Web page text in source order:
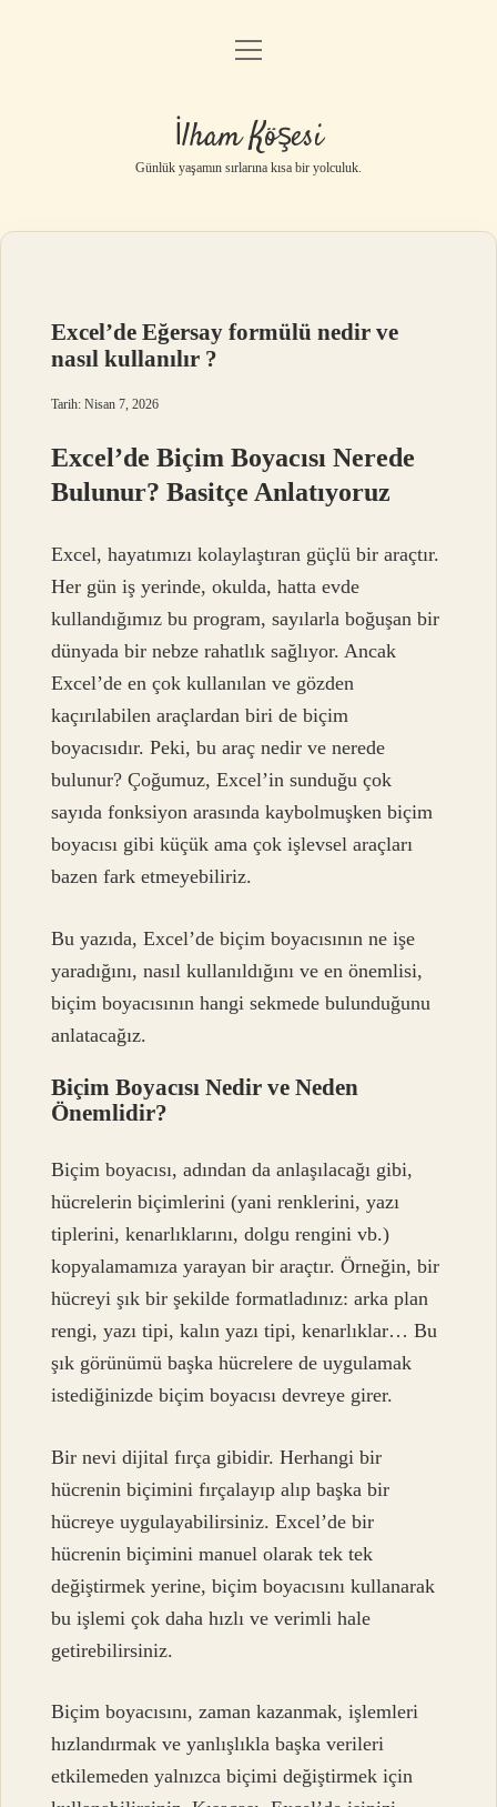
Anasayfa
Yasal Uyarı
menüyü
İlham Köşesi
Günlük yaşamın sırlarına kısa bir yolculuk.
Excel’de Eğersay formülü nedir ve
nasıl kullanılır ?
Tarih: Nisan 7, 2026
Excel’de Biçim Boyacısı Nerede
Bulunur? Basitçe Anlatıyoruz
Excel, hayatımızı kolaylaştıran güçlü bir araçtır.
Her gün iş yerinde, okulda, hatta evde
kullandığımız bu program, sayılarla boğuşan bir
dünyada bir nebze rahatlık sağlıyor. Ancak
Excel’de en çok kullanılan ve gözden
kaçırılabilen araçlardan biri de biçim
boyacısıdır. Peki, bu araç nedir ve nerede
bulunur? Çoğumuz, Excel’in sunduğu çok
sayıda fonksiyon arasında kaybolmuşken biçim
boyacısı gibi küçük ama çok işlevsel araçları
bazen fark etmeyebiliriz.
Bu yazıda, Excel’de biçim boyacısının ne işe
yaradığını, nasıl kullanıldığını ve en önemlisi,
biçim boyacısının hangi sekmede bulunduğunu
anlatacağız.
Biçim Boyacısı Nedir ve Neden
Önemlidir?
Biçim boyacısı, adından da anlaşılacağı gibi,
hücrelerin biçimlerini (yani renklerini, yazı
tiplerini, kenarlıklarını, dolgu rengini vb.)
kopyalamamıza yarayan bir araçtır. Örneğin, bir
hücreyi şık bir şekilde formatladınız: arka plan
rengi, yazı tipi, kalın yazı tipi, kenarlıklar… Bu
şık görünümü başka hücrelere de uygulamak
istediğinizde biçim boyacısı devreye girer.
Bir nevi dijital fırça gibidir. Herhangi bir
hücrenin biçimini fırçalayıp alıp başka bir
hücreye uygulayabilirsiniz. Excel’de bir
hücrenin biçimini manuel olarak tek tek
değiştirmek yerine, biçim boyacısını kullanarak
bu işlemi çok daha hızlı ve verimli hale
getirebilirsiniz.
Biçim boyacısını, zaman kazanmak, işlemleri
hızlandırmak ve yanlışlıkla başka verileri
etkilemeden yalnızca biçimi değiştirmek için